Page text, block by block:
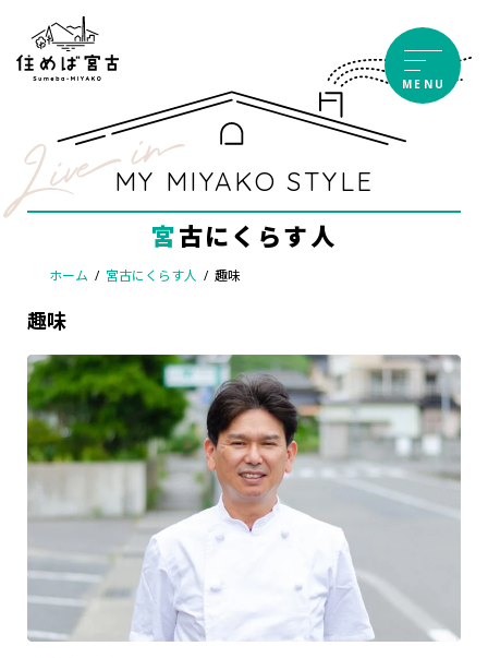
キ
ッ
に
移
MY MIYAKO STYLE
宮古にくらす人
ホーム 宮古にくらす人 趣味
趣味
MENU